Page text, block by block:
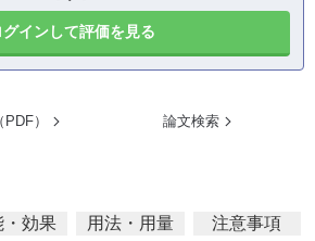
グインして評価を見る
） 論文検索
・効果 用法・用量
注意事項